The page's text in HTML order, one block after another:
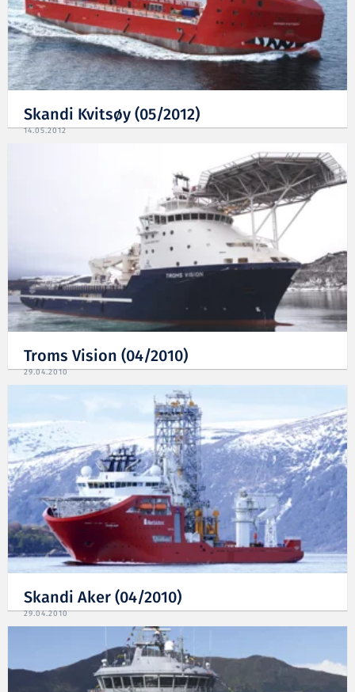
Skandi Kvitsøy (05/2012)
14.05.2012
Troms Vision (04/2010)
29.04.2010
Skandi Aker (04/2010)
29.04.2010